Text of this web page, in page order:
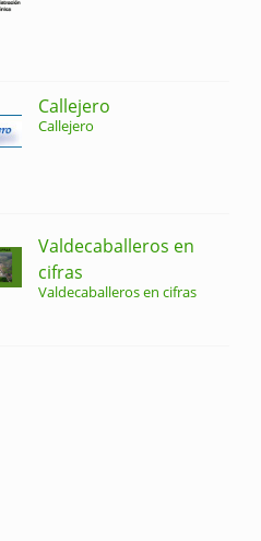
Callejero
Callejero
Valdecaballeros en
cifras
Valdecaballeros en cifras